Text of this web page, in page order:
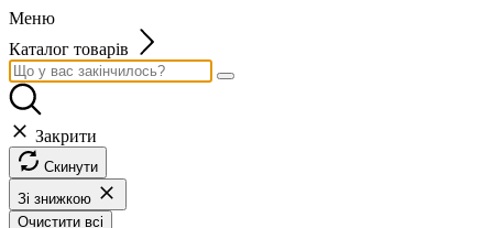
Меню
Каталог товарів
Закрити
Скинути
Зі знижкою
Очистити всі